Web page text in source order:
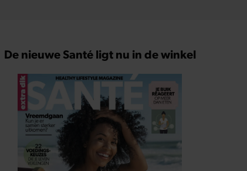
De nieuwe Santé ligt nu in de winkel